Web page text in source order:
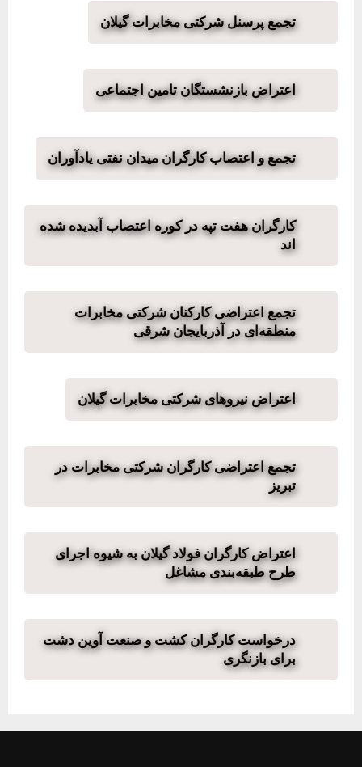
تجمع پرسنل شرکتی مخابرات گیلان
اعتراض بازنشستگان تامین اجتماعی
تجمع و اعتصاب کارگران میدان نفتی یادآوران
کارگران هفت تپه در کوره اعتصاب آبدیده شده
اند
تجمع اعتراضی کارکنان شرکتی مخابرات
منطقه‌ای در آذربایجان شرقی
اعتراض نیروهای شرکتی مخابرات گیلان
تجمع اعتراضی کارگران شرکتی مخابرات در
تبریز
اعتراض کارگران فولاد گیلان به شیوه اجرای
طرح طبقه‌بندی مشاغل
درخواست کارگران کشت و صنعت آوین دشت
برای بازنگری